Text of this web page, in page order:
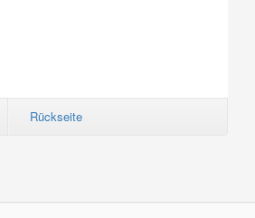
Rückseite